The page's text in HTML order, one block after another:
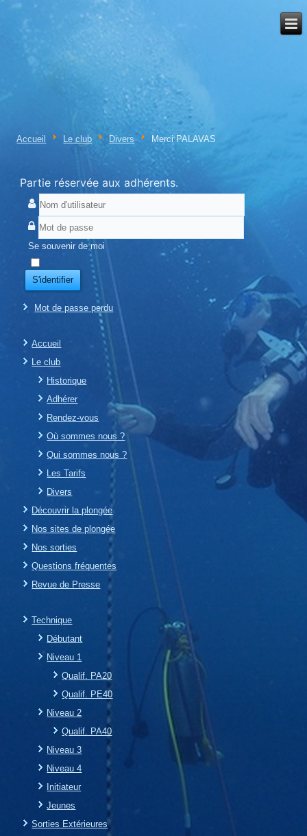
Accueil Le club Divers Merci PALAVAS
Partie réservée aux adhérents.
Se souvenir de moi
S'identifier
Mot de passe perdu
Accueil
Le club
Historique
Adhérer
Rendez-vous
Où sommes nous ?
Qui sommes nous ?
Les Tarifs
Divers
Découvrir la plongée
Nos sites de plongée
Nos sorties
Questions fréquentes
Revue de Presse
Technique
Débutant
Niveau 1
Qualif. PA20
Qualif. PE40
Niveau 2
Qualif. PA40
Niveau 3
Niveau 4
Initiateur
Jeunes
Sorties Extérieures